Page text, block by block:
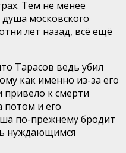
Тем не менее
московского
лет назад, всё ещё
Тарасов ведь убил
как именно из-за его
к смерти
потом и его
по-прежнему бродит
нуждающимся